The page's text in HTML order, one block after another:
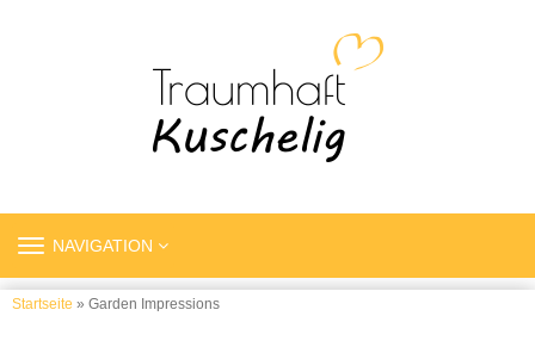
TOGGLE
NAVIGATION
Startseite » Garden Impressions